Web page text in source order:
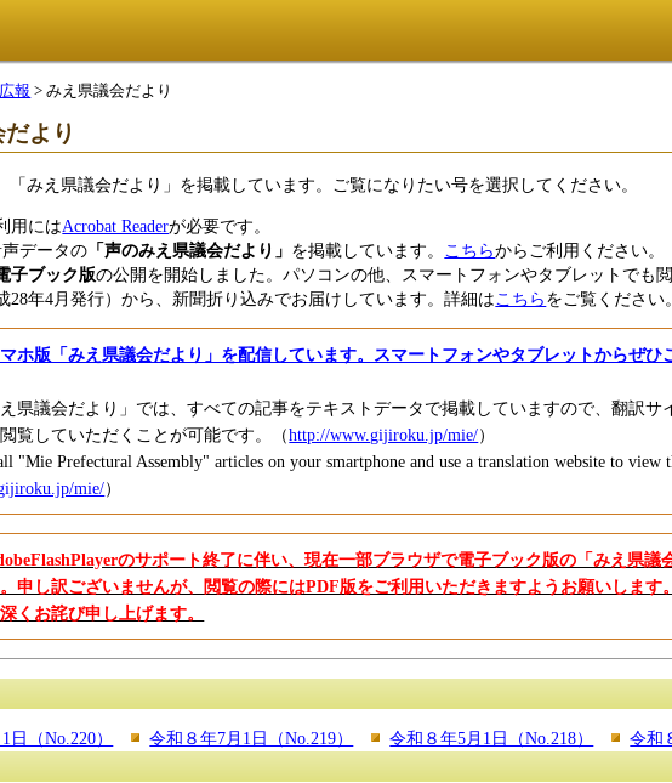
報 > みえ県議会だより
より
「みえ県議会だより」を掲載しています。ご覧になりたい号を選択してください。
用にはAcrobat Readerが必要です。
データの 「声のみえ県議会だより」 を掲載しています。 こちらからご利用ください。
子ブック版の公開を開始しました。パソコンの他、スマートフォンやタブレットでも閲
28年4月発行）から、新聞折り込みでお届けしています。詳細はこちらをご覧ください。
ホ版「みえ県議会だより」を配信しています。スマートフォンやタブレットからぜひ
県議会だより」では、すべての記事をテキストデータで掲載していますので、翻訳サ
覧していただくことが可能です。（http://www.gijiroku.jp/mie/）
"Mie Prefectural Assembly" articles on your smartphone and use a translation website to view
mie/）
のサポート終了に伴い、現在一部ブラウザで電子ブック版の「みえ県議
申し訳ございませんが、閲覧の際にはPDF版をご利用いただきますようお願いしま
くお詫び申し上げます。
日（No.220） 令和８年7月1日（No.219） 令和８年5月1日（No.218） 令和